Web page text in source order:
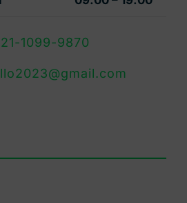
1099-9870